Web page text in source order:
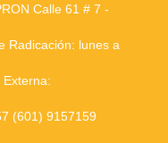
Calle 61 # 7 -
Radicación: lunes a
(601) 9157159